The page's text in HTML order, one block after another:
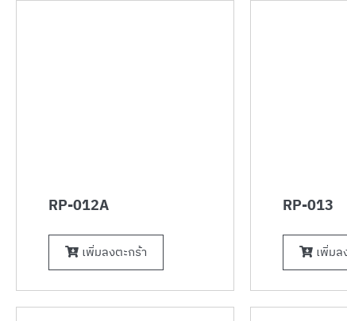
RP-012A
เพิ่มลงตะกร้า
RP-013
เพิ่มล